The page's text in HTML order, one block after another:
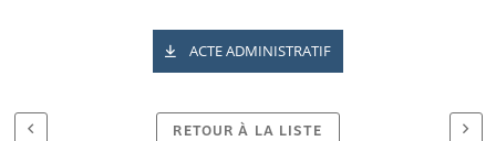
ACTE ADMINISTRATIF
RETOUR À LA LISTE